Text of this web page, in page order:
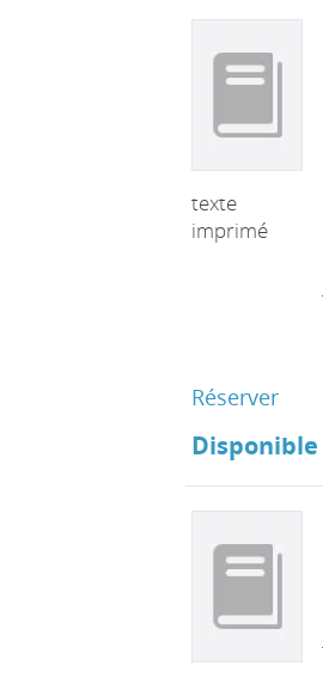
texte
imprimé
Réserver
Disponible